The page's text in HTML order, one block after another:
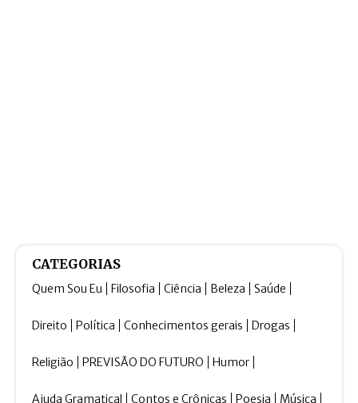
CATEGORIAS
Quem Sou Eu Filosofia Ciência Beleza Saúde
Direito Política Conhecimentos gerais Drogas
Religião PREVISÃO DO FUTURO Humor
Ajuda Gramatical Contos e Crônicas Poesia Música